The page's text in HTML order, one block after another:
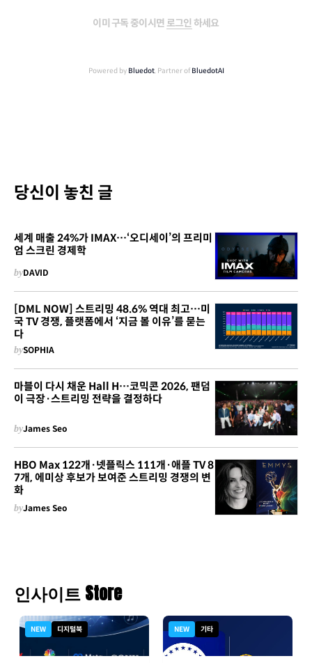
이미 구독 중이시면 로그인 하세요
Powered by Bluedot, Partner of BluedotAI
당신이 놓친 글
세계 매출 24%가 IMAX…‘오디세이’의 프리미
엄 스크린 경제학
byDAVID
[DML NOW] 스트리밍 48.6% 역대 최고…미
국 TV 경쟁, 플랫폼에서 ‘지금 볼 이유’를 묻는
다
bySOPHIA
마블이 다시 채운 Hall H…코믹콘 2026, 팬덤
이 극장·스트리밍 전략을 결정하다
byJames Seo
HBO Max 122개·넷플릭스 111개·애플 TV 8
7개, 에미상 후보가 보여준 스트리밍 경쟁의 변
화
byJames Seo
인사이트 Store
NEW 디지털북 NEW 기타